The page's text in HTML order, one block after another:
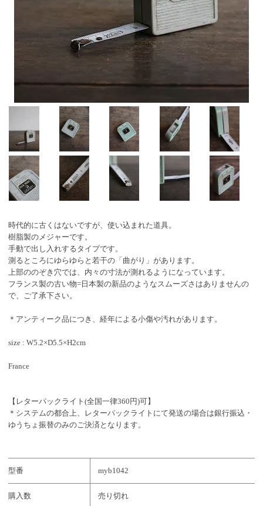
時代的に古くはないですが、使い込まれた道具。
樹脂製のメジャーです。
手動で出し入れするタイプです。
測るところにゆらゆらと若干の「曲がり」があります。
上部ののぞき穴では、内々の寸法が測れるようになっています。
フランス製の古い物=日本製の新品のようなスムーズさはありませんの
で、ご了承下さい。
＊アンティーク品につき、経年による小傷や汚れがあります。
size : W5.2×D5.5×H2cm
France
【レターパックライト(全国一律360円)可】
＊システムの都合上、レターパックライトにて発送の場合は銀行振込・
ゆうちょ振替のみのご決済となります。
型番 myb1042
購入数 売り切れ